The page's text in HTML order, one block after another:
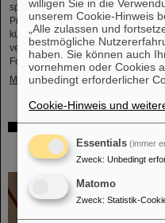
spannender Einblick in Hessens
Projekte. Auch das GSI
künftige Beschleunigerzentrum
vertreten und bieten spannende
Forschungszentrum in Darmstadt.
Mehr »
GSI/FAIR ist
Science and
Quantenwissenschaften
willigen Sie in die
unserem Cookie-Hinweis
„Alle zulassen und
bestmögliche
haben. Sie können auch
vornehmen oder Cookies
unbedingt erforderlicher
Cookie-Hinweis und
Essentials (immer
Zweck: Unbedingt
Matomo
Zweck: Statistik-